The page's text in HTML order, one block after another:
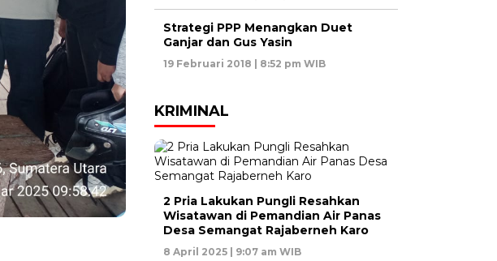
Strategi PPP Menangkan Duet
Ganjar dan Gus Yasin
19 Februari 2018 | 8:52 pm WIB
KRIMINAL
2 Pria Lakukan Pungli Resahkan
Wisatawan di Pemandian Air Panas
Desa Semangat Rajaberneh Karo
8 April 2025 | 9:07 am WIB